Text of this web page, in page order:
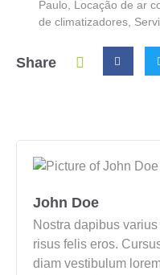
Paulo, Locação de ar
de climatizadores,
Share
John Doe
Nostra dapibus
risus felis eros.
diam vestibulum